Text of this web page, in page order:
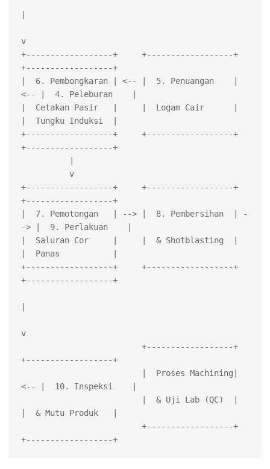
v
+------------------+     +------------------+
+------------------+
|  6. Pembongkaran | <-- |  5. Penuangan    |
<-- |  4. Peleburan    |
|  Cetakan Pasir   |     |  Logam Cair      |
|  Tungku Induksi  |
+------------------+     +------------------+
+------------------+
+------------------+     +------------------+
+------------------+
|  7. Pemotongan   | --> |  8. Pembersihan  | -
-> |  9. Perlakuan    |
|  Saluran Cor     |     |  & Shotblasting  |
|  Panas           |
+------------------+     +------------------+
+------------------+
v
+------------------+
<-- |  10. Inspeksi    |
|  & Mutu Produk   |